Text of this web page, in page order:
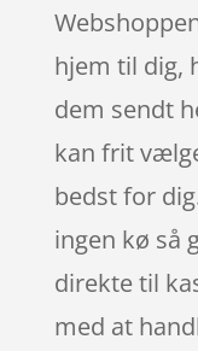
hjem til dig,
dem sendt
kan frit
bedst for
ingen kø så
direkte til
med at